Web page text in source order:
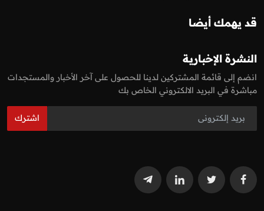
قد يهمك أيضا
النشرة الإخبارية
انضم إلى قائمة المشتركين لدينا للحصول على آخر الأخبار والمستجدات
مباشرة في البريد الالكتروني الخاص بك
اشترك